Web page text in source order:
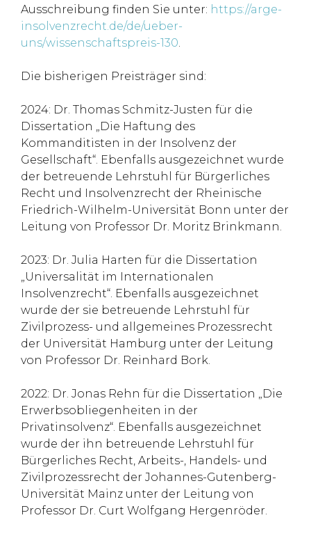
Ausschreibung finden Sie unter: https://arge-
insolvenzrecht.de/de/ueber-
uns/wissenschaftspreis-130.
Die bisherigen Preisträger sind:
2024: Dr. Thomas Schmitz-Justen für die
Dissertation „Die Haftung des
Kommanditisten in der Insolvenz der
Gesellschaft“. Ebenfalls ausgezeichnet wurde
der betreuende Lehrstuhl für Bürgerliches
Recht und Insolvenzrecht der Rheinische
Friedrich-Wilhelm-Universität Bonn unter der
Leitung von Professor Dr. Moritz Brinkmann.
2023: Dr. Julia Harten für die Dissertation
„Universalität im Internationalen
Insolvenzrecht“. Ebenfalls ausgezeichnet
wurde der sie betreuende Lehrstuhl für
Zivilprozess- und allgemeines Prozessrecht
der Universität Hamburg unter der Leitung
von Professor Dr. Reinhard Bork.
2022: Dr. Jonas Rehn für die Dissertation „Die
Erwerbsobliegenheiten in der
Privatinsolvenz“. Ebenfalls ausgezeichnet
wurde der ihn betreuende Lehrstuhl für
Bürgerliches Recht, Arbeits-, Handels- und
Zivilprozessrecht der Johannes-Gutenberg-
Universität Mainz unter der Leitung von
Professor Dr. Curt Wolfgang Hergenröder.